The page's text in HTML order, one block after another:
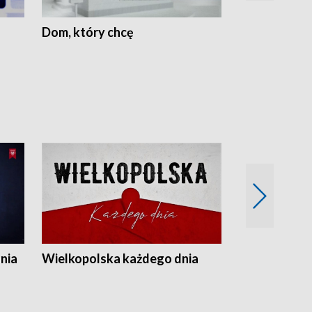
Dom, który chcę
Wielkopolska każdego dnia